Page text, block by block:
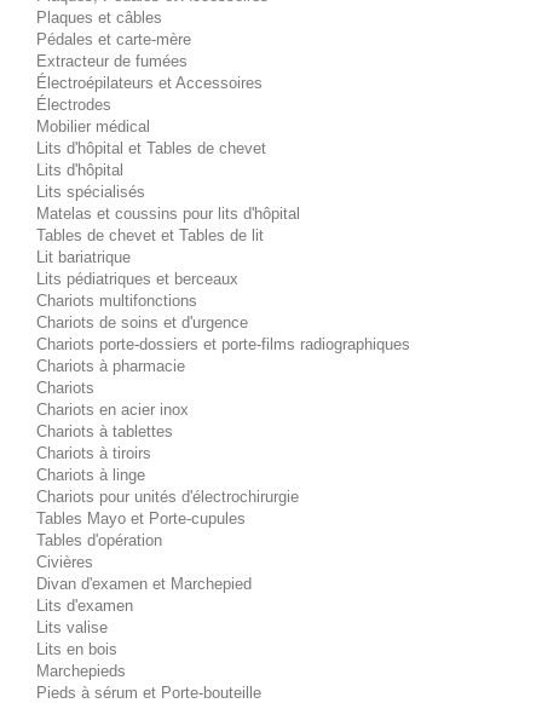
Plaques et câbles
Pédales et carte-mère
Extracteur de fumées
Électroépilateurs et Accessoires
Électrodes
Mobilier médical
Lits d'hôpital et Tables de chevet
Lits d'hôpital
Lits spécialisés
Matelas et coussins pour lits d'hôpital
Tables de chevet et Tables de lit
Lit bariatrique
Lits pédiatriques et berceaux
Chariots multifonctions
Chariots de soins et d'urgence
Chariots porte-dossiers et porte-films radiographiques
Chariots à pharmacie
Chariots
Chariots en acier inox
Chariots à tablettes
Chariots à tiroirs
Chariots à linge
Chariots pour unités d'électrochirurgie
Tables Mayo et Porte-cupules
Tables d'opération
Civières
Divan d'examen et Marchepied
Lits d'examen
Lits valise
Lits en bois
Marchepieds
Pieds à sérum et Porte-bouteille